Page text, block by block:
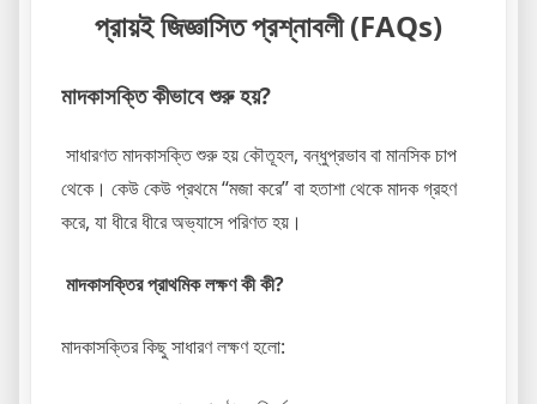
প্রায়ই জিজ্ঞাসিত প্রশ্নাবলী (FAQs)
মাদকাসক্তি কীভাবে শুরু হয়?
সাধারণত মাদকাসক্তি শুরু হয় কৌতূহল, বন্ধুপ্রভাব বা মানসিক চাপ
থেকে। কেউ কেউ প্রথমে “মজা করে” বা হতাশা থেকে মাদক গ্রহণ
করে, যা ধীরে ধীরে অভ্যাসে পরিণত হয়।
মাদকাসক্তির প্রাথমিক লক্ষণ কী কী?
মাদকাসক্তির কিছু সাধারণ লক্ষণ হলো: